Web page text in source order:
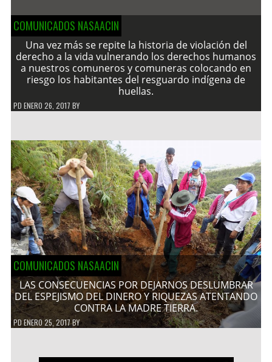
COMUNICADOS NASAACIN
Una vez más se repite la historia de violación del
derecho a la vida vulnerando los derechos humanos
a nuestros comuneros y comuneras colocando en
riesgo los habitantes del resguardo indígena de
huellas.
PD ENERO 26, 2017 BY
COMUNICADOS NASAACIN
LAS CONSECUENCIAS POR DEJARNOS DESLUMBRAR
DEL ESPEJISMO DEL DINERO Y RIQUEZAS ATENTANDO
CONTRA LA MADRE TIERRA.
PDENERO 25, 2017BY